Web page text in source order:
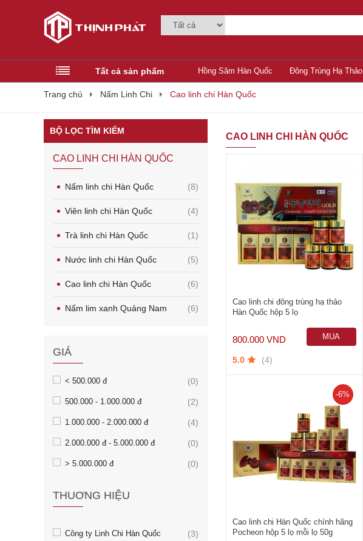
Tất cả sản phẩm Hồng Sâm Hàn Quốc Đông Trùng Hạ Thảo
Trang chủ Nấm Linh Chi Cao linh chi Hàn Quốc
BỘ LỌC TÌM KIẾM
CAO LINH CHI HÀN QUỐC
Nấm linh chi Hàn Quốc (8)
Viên linh chi Hàn Quốc (4)
Trà linh chi Hàn Quốc (1)
Nước linh chi Hàn Quốc (5)
Cao linh chi Hàn Quốc (6)
Nấm lim xanh Quảng Nam (6)
GIÁ
< 500.000 đ (0)
500.000 - 1.000.000 đ (2)
1.000.000 - 2.000.000 đ (4)
2.000.000 đ - 5.000.000 đ (0)
> 5.000.000 đ (0)
THUƠNG HIỆU
Công ty Linh Chi Hàn Quốc (3)
CAO LINH CHI HÀN QUỐC
Cao linh chi đông trùng hạ thảo
Hàn Quốc hộp 5 lọ
800.000 VND
MUA
5.0 (4)
Cao linh chi Hàn Quốc chính hãng
Pocheon hộp 5 lọ mỗi lọ 50g
-6%